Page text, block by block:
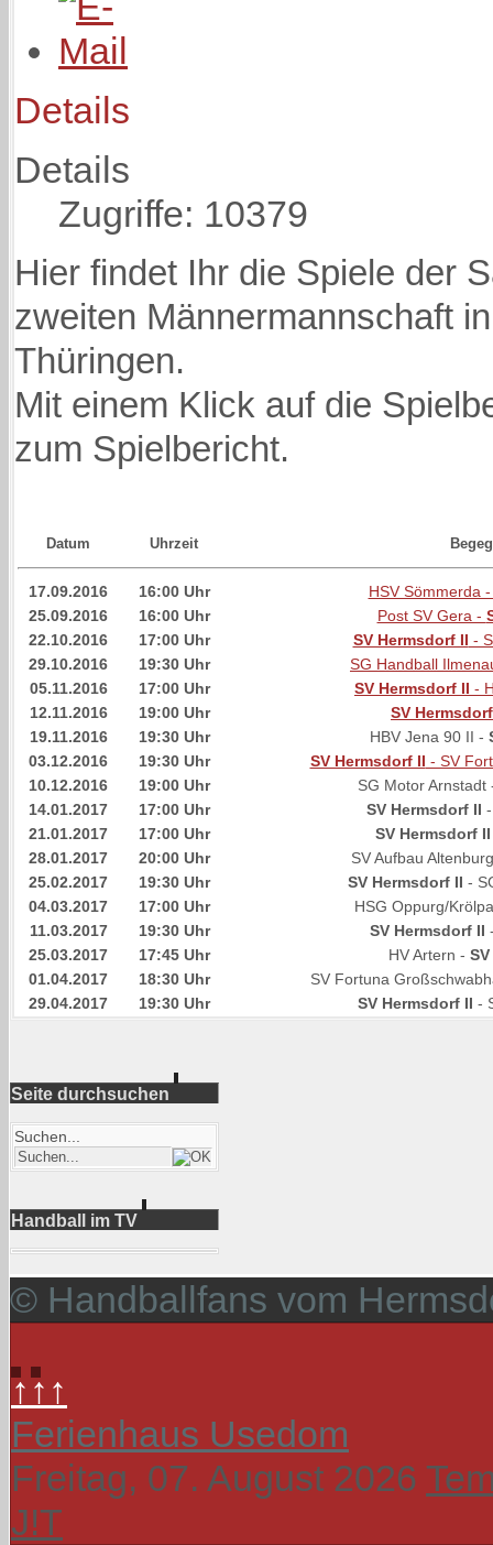
Details
Details
Zugriffe: 10379
Hier findet Ihr die Spiele der
zweiten Männermannschaft
Thüringen.
Mit einem Klick auf die
zum Spielbericht.
Datum Uhrzeit
17.09.2016 16:00 Uhr
HSV Sömmerda
25.09.2016
16:00 Uhr Post SV Gera -
22.10.2016
17:00 Uhr SV Hermsdorf II -
29.10.2016
19:30 Uhr
SG Handball
05.11.2016
17:00 Uhr SV Hermsdorf II -
12.11.2016
19:00 Uhr
SV
19.11.2016
19:30 Uhr HBV Jena 90 II -
03.12.2016
19:30 Uhr SV Hermsdorf II - SV
10.12.2016
19:00 Uhr
SG Motor Arnstadt
14.01.2017
17:00 Uhr SV Hermsdorf II
21.01.2017
17:00 Uhr SV Hermsdorf II
28.01.2017
20:00 Uhr
SV Aufbau
25.02.2017
19:30 Uhr SV Hermsdorf II -
04.03.2017
17:00 Uhr
HSG Oppurg/
11.03.2017
19:30 Uhr SV Hermsdorf II
25.03.2017
17:45 Uhr HV Artern -
01.04.2017
18:30 Uhr
SV Fortuna
29.04.2017
19:30 Uhr SV Hermsdorf II -
Seite durchsuchen
Suchen...
Handball im TV
© Handballfans vom
↑↑↑
Ferienhaus Usedom
Freitag, 07. August 2026
J!T